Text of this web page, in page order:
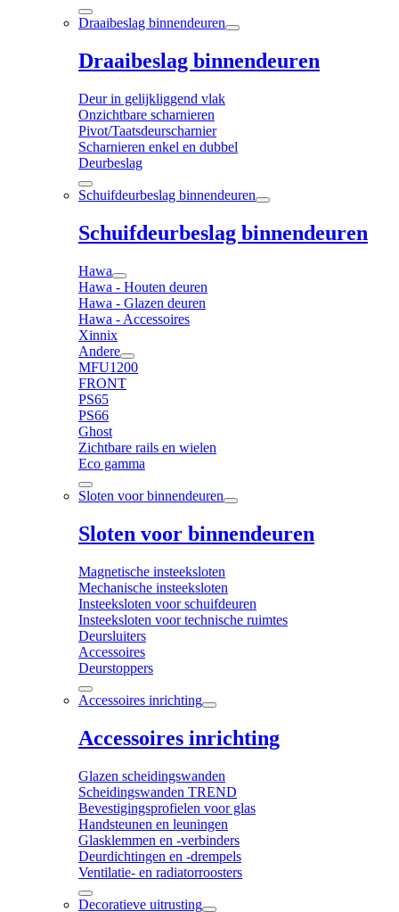
Draaibeslag binnendeuren
Draaibeslag binnendeuren
Deur in gelijkliggend vlak
Onzichtbare scharnieren
Pivot/Taatsdeurscharnier
Scharnieren enkel en dubbel
Deurbeslag
Schuifdeurbeslag binnendeuren
Schuifdeurbeslag binnendeuren
Hawa
Hawa - Houten deuren
Hawa - Glazen deuren
Hawa - Accessoires
Xinnix
Andere
MFU1200
FRONT
PS65
PS66
Ghost
Zichtbare rails en wielen
Eco gamma
Sloten voor binnendeuren
Sloten voor binnendeuren
Magnetische insteeksloten
Mechanische insteeksloten
Insteeksloten voor schuifdeuren
Insteeksloten voor technische ruimtes
Deursluiters
Accessoires
Deurstoppers
Accessoires inrichting
Accessoires inrichting
Glazen scheidingswanden
Scheidingswanden TREND
Bevestigingsprofielen voor glas
Handsteunen en leuningen
Glasklemmen en -verbinders
Deurdichtingen en -drempels
Ventilatie- en radiatorroosters
Decoratieve uitrusting